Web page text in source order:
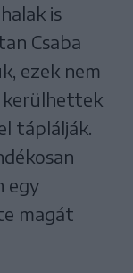
is
Csaba
ezek nem
táplálják.
egy
magát